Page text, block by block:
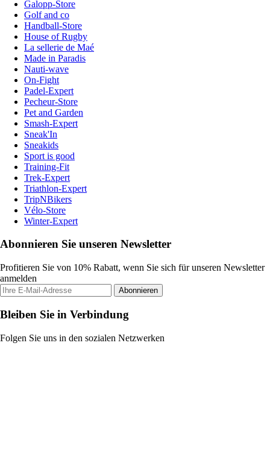
Galopp-Store
Golf and co
Handball-Store
House of Rugby
La sellerie de Maé
Made in Paradis
Nauti-wave
On-Fight
Padel-Expert
Pecheur-Store
Pet and Garden
Smash-Expert
Sneak'In
Sneakids
Sport is good
Training-Fit
Trek-Expert
Triathlon-Expert
TripNBikers
Vélo-Store
Winter-Expert
Abonnieren Sie unseren Newsletter
Profitieren Sie von 10% Rabatt, wenn Sie sich für unseren Newsletter
anmelden
Abonnieren
Bleiben Sie in Verbindung
Folgen Sie uns in den sozialen Netzwerken